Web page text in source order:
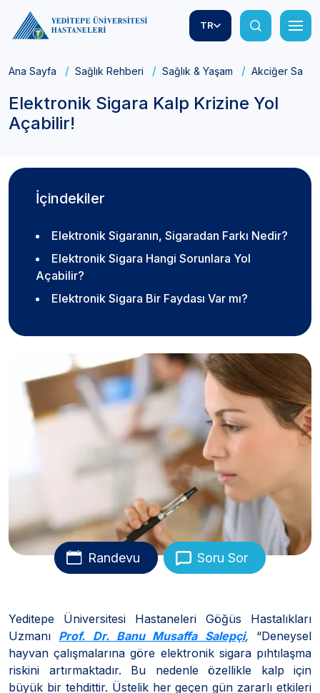
TR
Ana Sayfa Sağlık Rehberi Sağlık & Yaşam Akciğer
Elektronik Sigara Kalp Krizine Yol
Açabilir!
İçindekiler
Elektronik Sigaranın, Sigaradan Farkı Nedir?
Elektronik Sigara Hangi Sorunlara Yol
Açabilir?
Elektronik Sigara Bir Faydası Var mı?
Randevu Soru Sor
Yeditepe Üniversitesi Hastaneleri Göğüs Hastalıkları
Uzmanı Prof. Dr. Banu Musaffa Salepçi, “Deneysel
hayvan çalışmalarına göre elektronik sigara pıhtılaşma
riskini artırmaktadır. Bu nedenle özellikle kalp için
büyük bir tehdittir. Üstelik her geçen gün zararlı etkileri